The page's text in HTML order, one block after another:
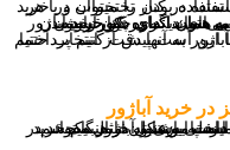
خرید آباژور
میتواند در مقیاس کلی خانه و اتاق تاثیرات چشمگیری داشته باشد.